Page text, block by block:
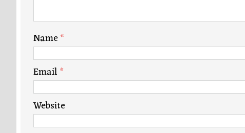
Name*
Email*
Website